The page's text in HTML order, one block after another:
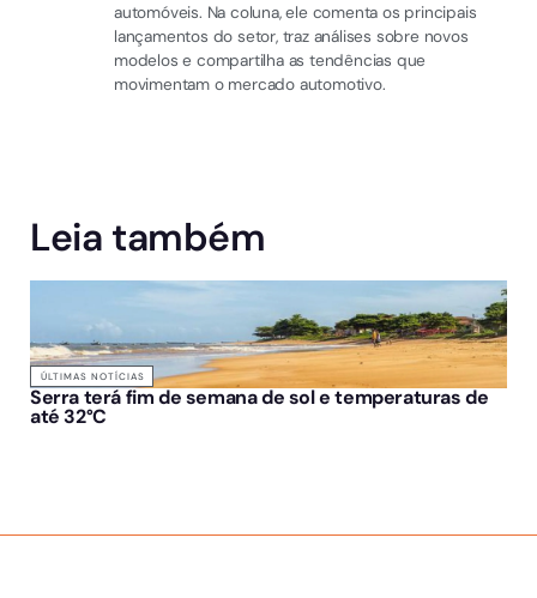
automóveis. Na coluna, ele comenta os principais
lançamentos do setor, traz análises sobre novos
modelos e compartilha as tendências que
movimentam o mercado automotivo.
Leia também
ÚLTIMAS NOTÍCIAS
Serra terá fim de semana de sol e temperaturas de
até 32°C